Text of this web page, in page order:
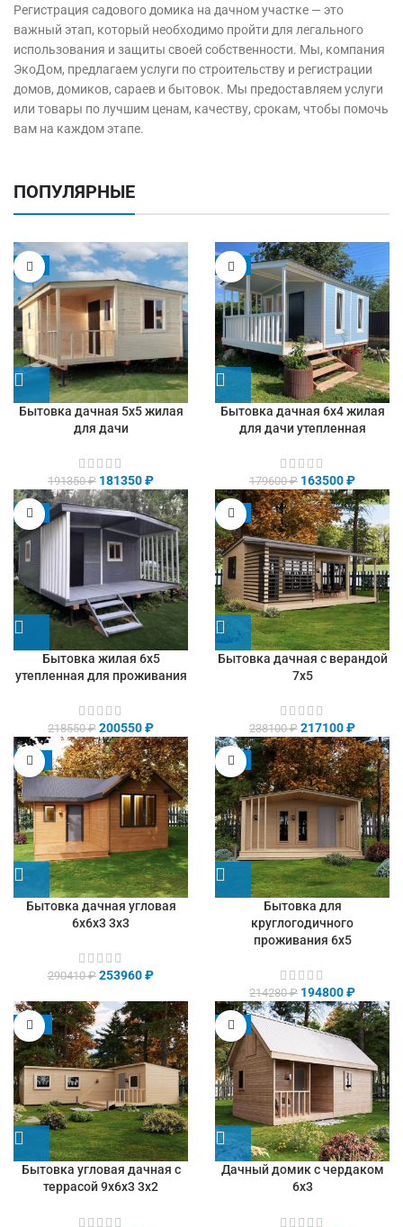
Регистрация садового домика на дачном участке — это
важный этап, который необходимо пройти для легального
использования и защиты своей собственности. Мы, компания
ЭкоДом, предлагаем услуги по строительству и регистрации
домов, домиков, сараев и бытовок. Мы предоставляем услуги
или товары по лучшим ценам, качеству, срокам, чтобы помочь
вам на каждом этапе.
ПОПУЛЯРНЫЕ
-5%
Бытовка дачная 5х5 жилая
для дачи
191350₽ 181350₽
-9%
Бытовка дачная 6х4 жилая
для дачи утепленная
179600₽ 163500₽
-8%
Бытовка жилая 6х5
утепленная для проживания
218550₽ 200550₽
-9%
Бытовка дачная с верандой
7х5
238100₽ 217100₽
-13%
Бытовка дачная угловая
6х6х3 3х3
290410₽ 253960₽
-9%
Бытовка для
круглогодичного
проживания 6х5
214280₽ 194800₽
-13%
Бытовка угловая дачная с
террасой 9х6х3 3х2
-9%
Дачный домик с чердаком
6х3